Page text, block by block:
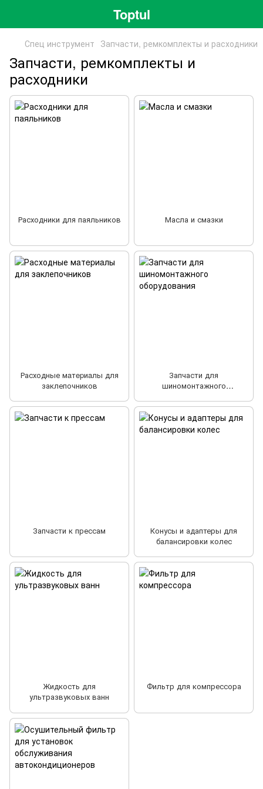
Toptul
Спец инструмент Запчасти, ремкомплекты и расходники
Запчасти, ремкомплекты и
расходники
Расходники для паяльников Масла и смазки
Расходные мaтepиaлы для
заклепочников
Запчасти для
шиномонтажного
Запчасти к прессам
Конусы и адаптеры для
балансировки колес
Жидкость для
ультразвуковых ванн
Фильтр для компрессора